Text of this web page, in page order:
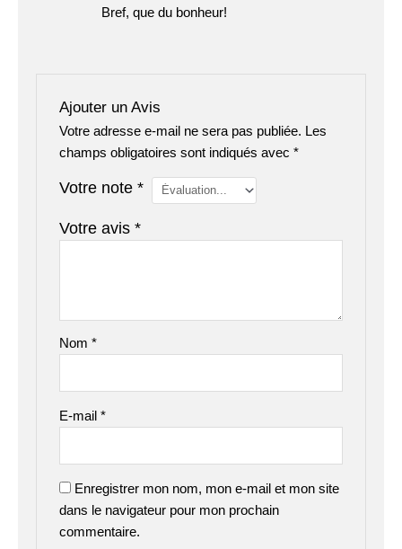
Bref, que du bonheur!
Ajouter un Avis
Votre adresse e-mail ne sera pas publiée. Les
champs obligatoires sont indiqués avec*
Votre note*
Votre avis*
Nom*
E-mail*
Enregistrer mon nom, mon e-mail et mon site
dans le navigateur pour mon prochain
commentaire.